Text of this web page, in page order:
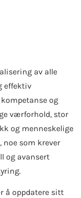
av alle
effektiv
og
værforhold, stor
og menneskelige
noe som krever
og avansert
å oppdatere sitt